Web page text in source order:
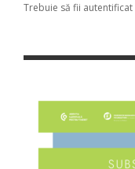
Trebuie să fii autentificat